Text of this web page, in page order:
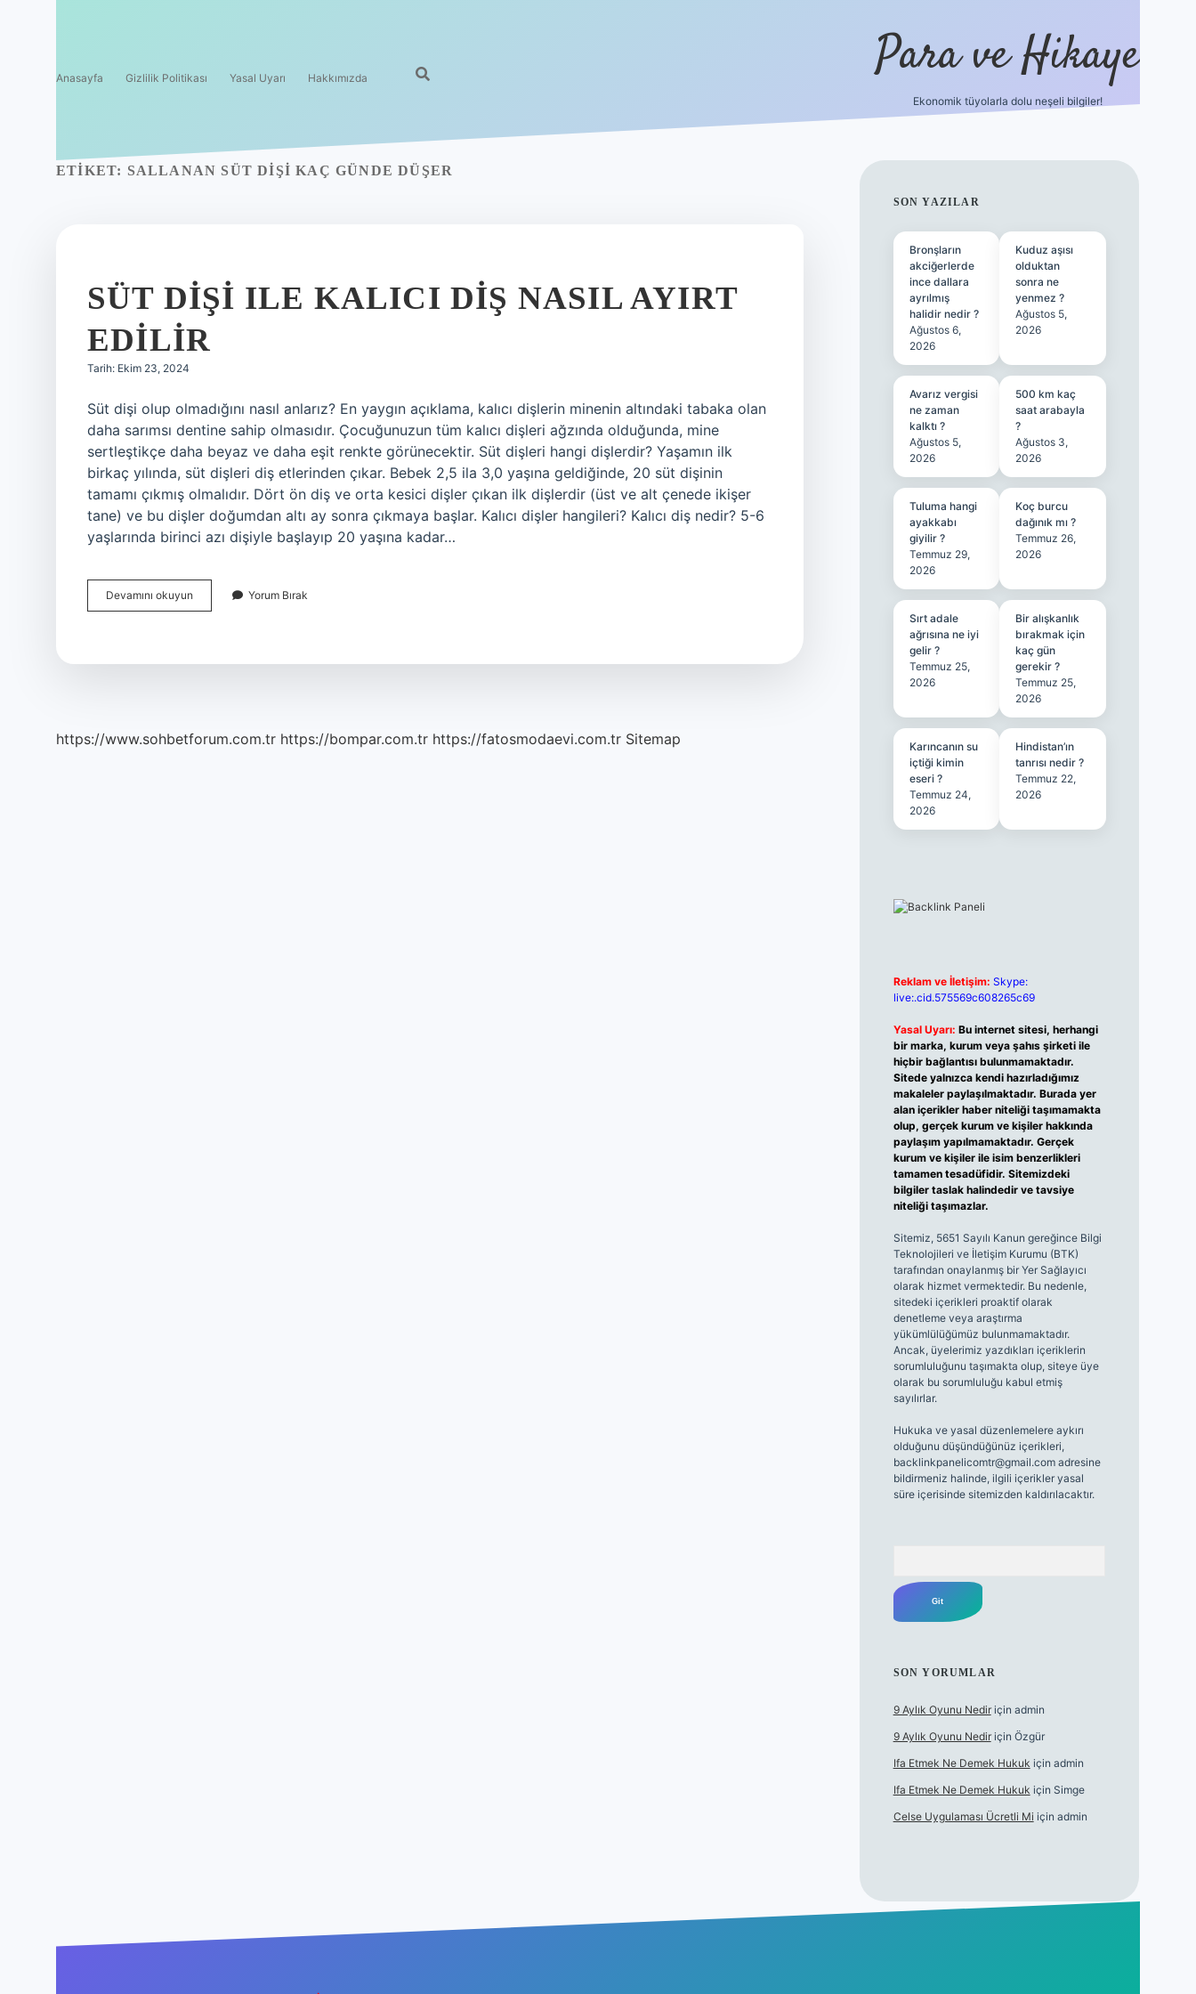
Anasayfa Gizlilik Politikası Yasal Uyarı Hakkımızda Para ve Hikaye
Ekonomik tüyolarla dolu neşeli bilgiler!
ETIKET: SALLANAN SÜT DIŞI KAÇ GÜNDE DÜŞER
SÜT DIŞI ILE KALICI DIŞ NASIL AYIRT
EDILIR
Tarih: Ekim 23, 2024
Süt dişi olup olmadığını nasıl anlarız? En yaygın açıklama, kalıcı dişlerin minenin altındaki tabaka olan
daha sarımsı dentine sahip olmasıdır. Çocuğunuzun tüm kalıcı dişleri ağzında olduğunda, mine
sertleştikçe daha beyaz ve daha eşit renkte görünecektir. Süt dişleri hangi dişlerdir? Yaşamın ilk
birkaç yılında, süt dişleri diş etlerinden çıkar. Bebek 2,5 ila 3,0 yaşına geldiğinde, 20 süt dişinin
tamamı çıkmış olmalıdır. Dört ön diş ve orta kesici dişler çıkan ilk dişlerdir (üst ve alt çenede ikişer
tane) ve bu dişler doğumdan altı ay sonra çıkmaya başlar. Kalıcı dişler hangileri? Kalıcı diş nedir? 5-6
yaşlarında birinci azı dişiyle başlayıp 20 yaşına kadar…
Devamını okuyun
Dişi
Yorum Bırak
https://www.sohbetforum.com.tr https://bompar.com.tr https://fatosmodaevi.com.tr Sitemap
SIDEBAR
SON YAZILAR
Bronşların
akciğerlerde
ince dallara
ayrılmış
halidir nedir ?
Ağustos 6,
2026
Kuduz aşısı
olduktan
sonra ne
yenmez ?
Ağustos 5,
2026
Avarız vergisi
ne zaman
kalktı ?
Ağustos 5,
2026
500 km kaç
saat arabayla
?
Ağustos 3,
2026
Tuluma hangi
ayakkabı
giyilir ?
Temmuz 29,
2026
Koç burcu
dağınık mı ?
Temmuz 26,
2026
Sırt adale
ağrısına ne iyi
gelir ?
Temmuz 25,
2026
Bir alışkanlık
bırakmak için
kaç gün
gerekir ?
Temmuz 25,
2026
Karıncanın su
içtiği kimin
eseri ?
Temmuz 24,
2026
Hindistan’ın
tanrısı nedir ?
Temmuz 22,
2026
Reklam ve İletişim: Skype:
live:.cid.575569c608265c69
Yasal Uyarı: Bu internet sitesi, herhangi
bir marka, kurum veya şahıs şirketi ile
hiçbir bağlantısı bulunmamaktadır.
Sitede yalnızca kendi hazırladığımız
makaleler paylaşılmaktadır. Burada yer
alan içerikler haber niteliği taşımamakta
olup, gerçek kurum ve kişiler hakkında
paylaşım yapılmamaktadır. Gerçek
kurum ve kişiler ile isim benzerlikleri
tamamen tesadüfidir. Sitemizdeki
bilgiler taslak halindedir ve tavsiye
niteliği taşımazlar.
Sitemiz, 5651 Sayılı Kanun gereğince Bilgi
Teknolojileri ve İletişim Kurumu (BTK)
tarafından onaylanmış bir Yer Sağlayıcı
olarak hizmet vermektedir. Bu nedenle,
sitedeki içerikleri proaktif olarak
denetleme veya araştırma
yükümlülüğümüz bulunmamaktadır.
Ancak, üyelerimiz yazdıkları içeriklerin
sorumluluğunu taşımakta olup, siteye üye
olarak bu sorumluluğu kabul etmiş
sayılırlar.
Hukuka ve yasal düzenlemelere aykırı
olduğunu düşündüğünüz içerikleri,
backlinkpanelicomtr@gmail.comadresine
bildirmeniz halinde, ilgili içerikler yasal
süre içerisinde sitemizden kaldırılacaktır.
SON YORUMLAR
9 Aylık Oyunu Nediriçin admin
9 Aylık Oyunu Nediriçin Özgür
Ifa Etmek Ne Demek Hukuk için admin
Ifa Etmek Ne Demek Hukuk için Simge
Celse Uygulaması Ücretli Mi için admin
hiltonbet